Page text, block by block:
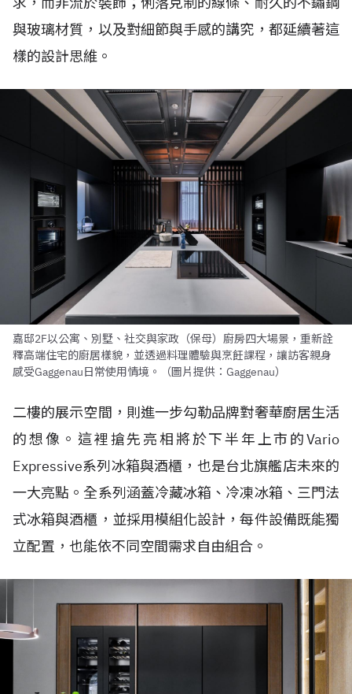
與玻璃材質，以及對細節與手感的講究，都延續著這
樣的設計思維。
嘉邸2F以公寓、別墅、社交與家政（保母）廚房四大場景，重新詮
釋高端住宅的廚居樣貌，並透過料理體驗與烹飪課程，讓訪客親身
感受Gaggenau日常使用情境。（圖片提供：Gaggenau）
二樓的展示空間，則進一步勾勒品牌對奢華廚居生活
的想像。這裡搶先亮相將於下半年上市的Vario
Expressive系列冰箱與酒櫃，也是台北旗艦店未來的
一大亮點。全系列涵蓋冷藏冰箱、冷凍冰箱、三門法
式冰箱與酒櫃，並採用模組化設計，每件設備既能獨
立配置，也能依不同空間需求自由組合。